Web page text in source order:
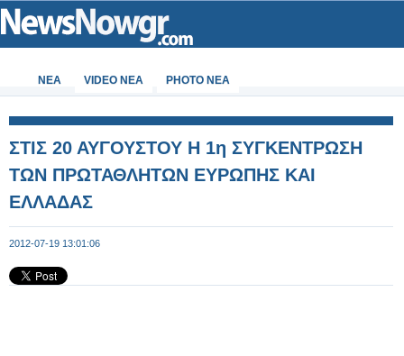
ΝΕΑ VIDEO NEA PHOTO NEA
ΣΤΙΣ 20 ΑΥΓΟΥΣΤΟΥ Η 1η ΣΥΓΚΕΝΤΡΩΣΗ
ΤΩΝ ΠΡΩΤΑΘΛΗΤΩΝ ΕΥΡΩΠΗΣ ΚΑΙ
ΕΛΛΑΔΑΣ
2012-07-19 13:01:06